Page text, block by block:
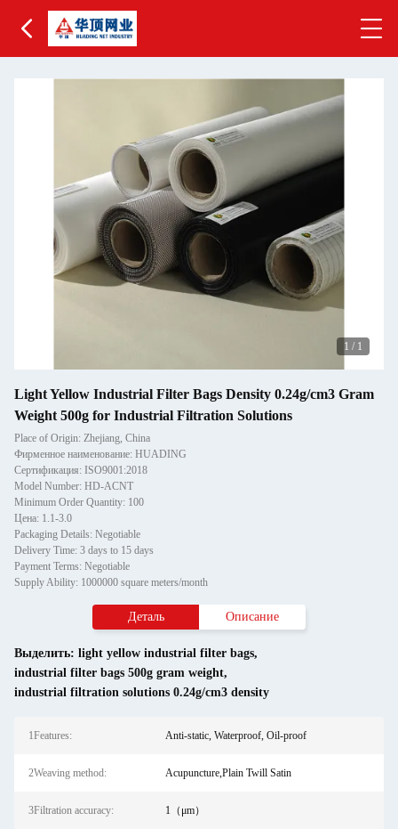
1 / 1
Light Yellow Industrial Filter Bags Density 0.24g/cm3 Gram
Weight 500g for Industrial Filtration Solutions
Place of Origin: Zhejiang, China
Фирменное наименование: HUADING
Сертификация: ISO9001:2018
Model Number: HD-ACNT
Minimum Order Quantity: 100
Цена: 1.1-3.0
Packaging Details: Negotiable
Delivery Time: 3 days to 15 days
Payment Terms: Negotiable
Supply Ability: 1000000 square meters/month
Деталь Описание
Выделить: light yellow industrial filter bags,
industrial filter bags 500g gram weight,
industrial filtration solutions 0.24g/cm3 density
1Features: Anti-static, Waterproof, Oil-proof
2Weaving method: Acupuncture,Plain Twill Satin
3Filtration accuracy: 1（μm）